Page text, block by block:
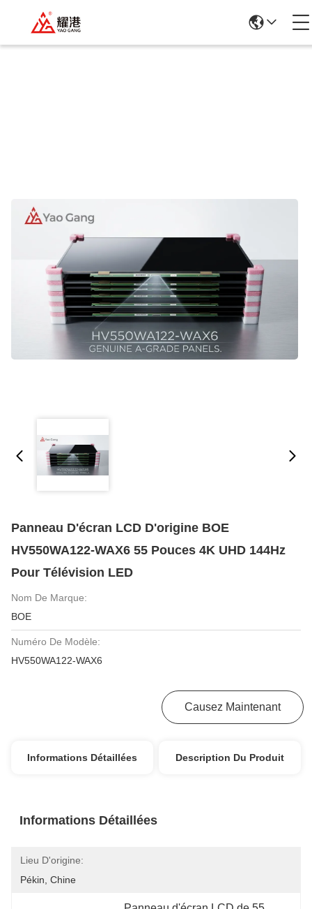
Panneau D'écran LCD D'origine BOE
HV550WA122-WAX6 55 Pouces 4K UHD 144Hz
Pour Télévision LED
Nom De Marque:
BOE
Numéro De Modèle:
HV550WA122-WAX6
Causez Maintenant
Informations Détaillées Description Du Produit
Informations Détaillées
Lieu D'origine:
Pékin, Chine